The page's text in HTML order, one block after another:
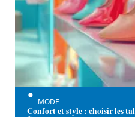
MODE
Confort et style : choisir les